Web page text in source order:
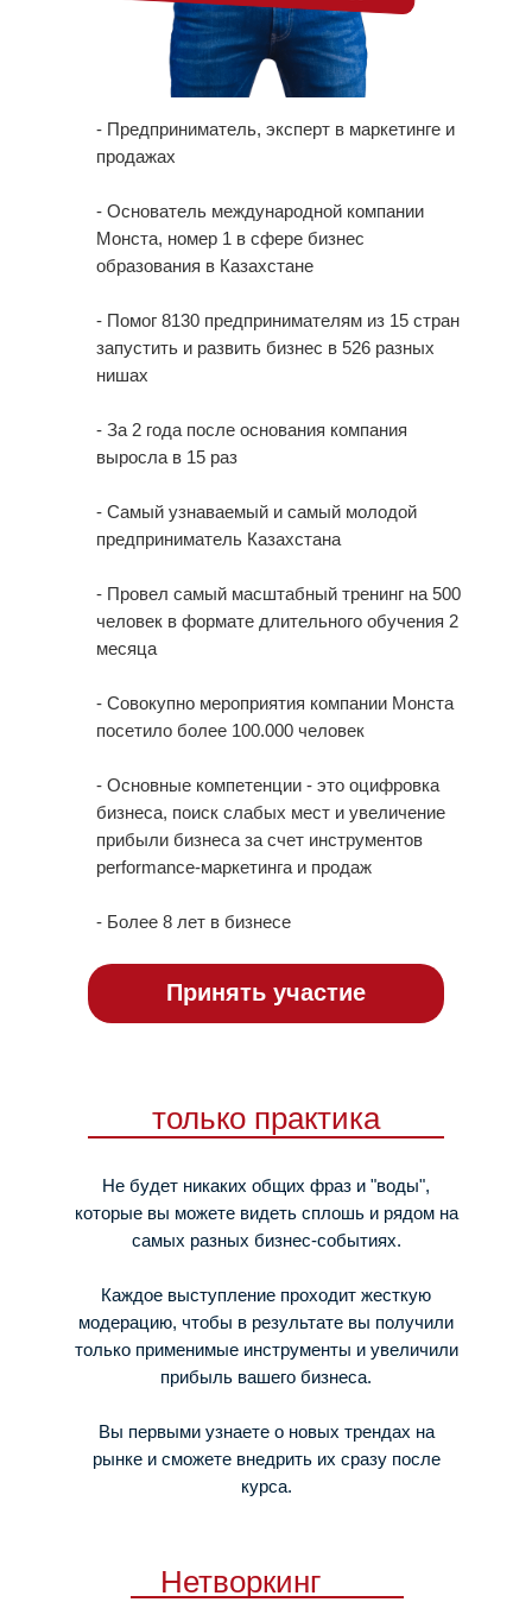
будет приносить миллионы.
- Предприниматель, эксперт в маркетинге и
продажах
- Основатель международной компании
Монста, номер 1 в сфере бизнес
образования в Казахстане
- Помог 8130 предпринимателям из 15 стран
запустить и развить бизнес в 526 разных
нишах
- За 2 года после основания компания
выросла в 15 раз
- Самый узнаваемый и самый молодой
предприниматель Казахстана
- Провел самый масштабный тренинг на 500
человек в формате длительного обучения 2
месяца
- Совокупно мероприятия компании Монста
посетило более 100.000 человек
- Основные компетенции - это оцифровка
бизнеса, поиск слабых мест и увеличение
прибыли бизнеса за счет инструментов
performance-маркетинга и продаж
- Более 8 лет в бизнесе
Принять участие
только практика
Не будет никаких общих фраз и "воды",
которые вы можете видеть сплошь и рядом на
самых разных бизнес-событиях.
Каждое выступление проходит жесткую
модерацию, чтобы в результате вы получили
только применимые инструменты и увеличили
прибыль вашего бизнеса.
Вы первыми узнаете о новых трендах на
рынке и сможете внедрить их сразу после
курса.
Нетворкинг